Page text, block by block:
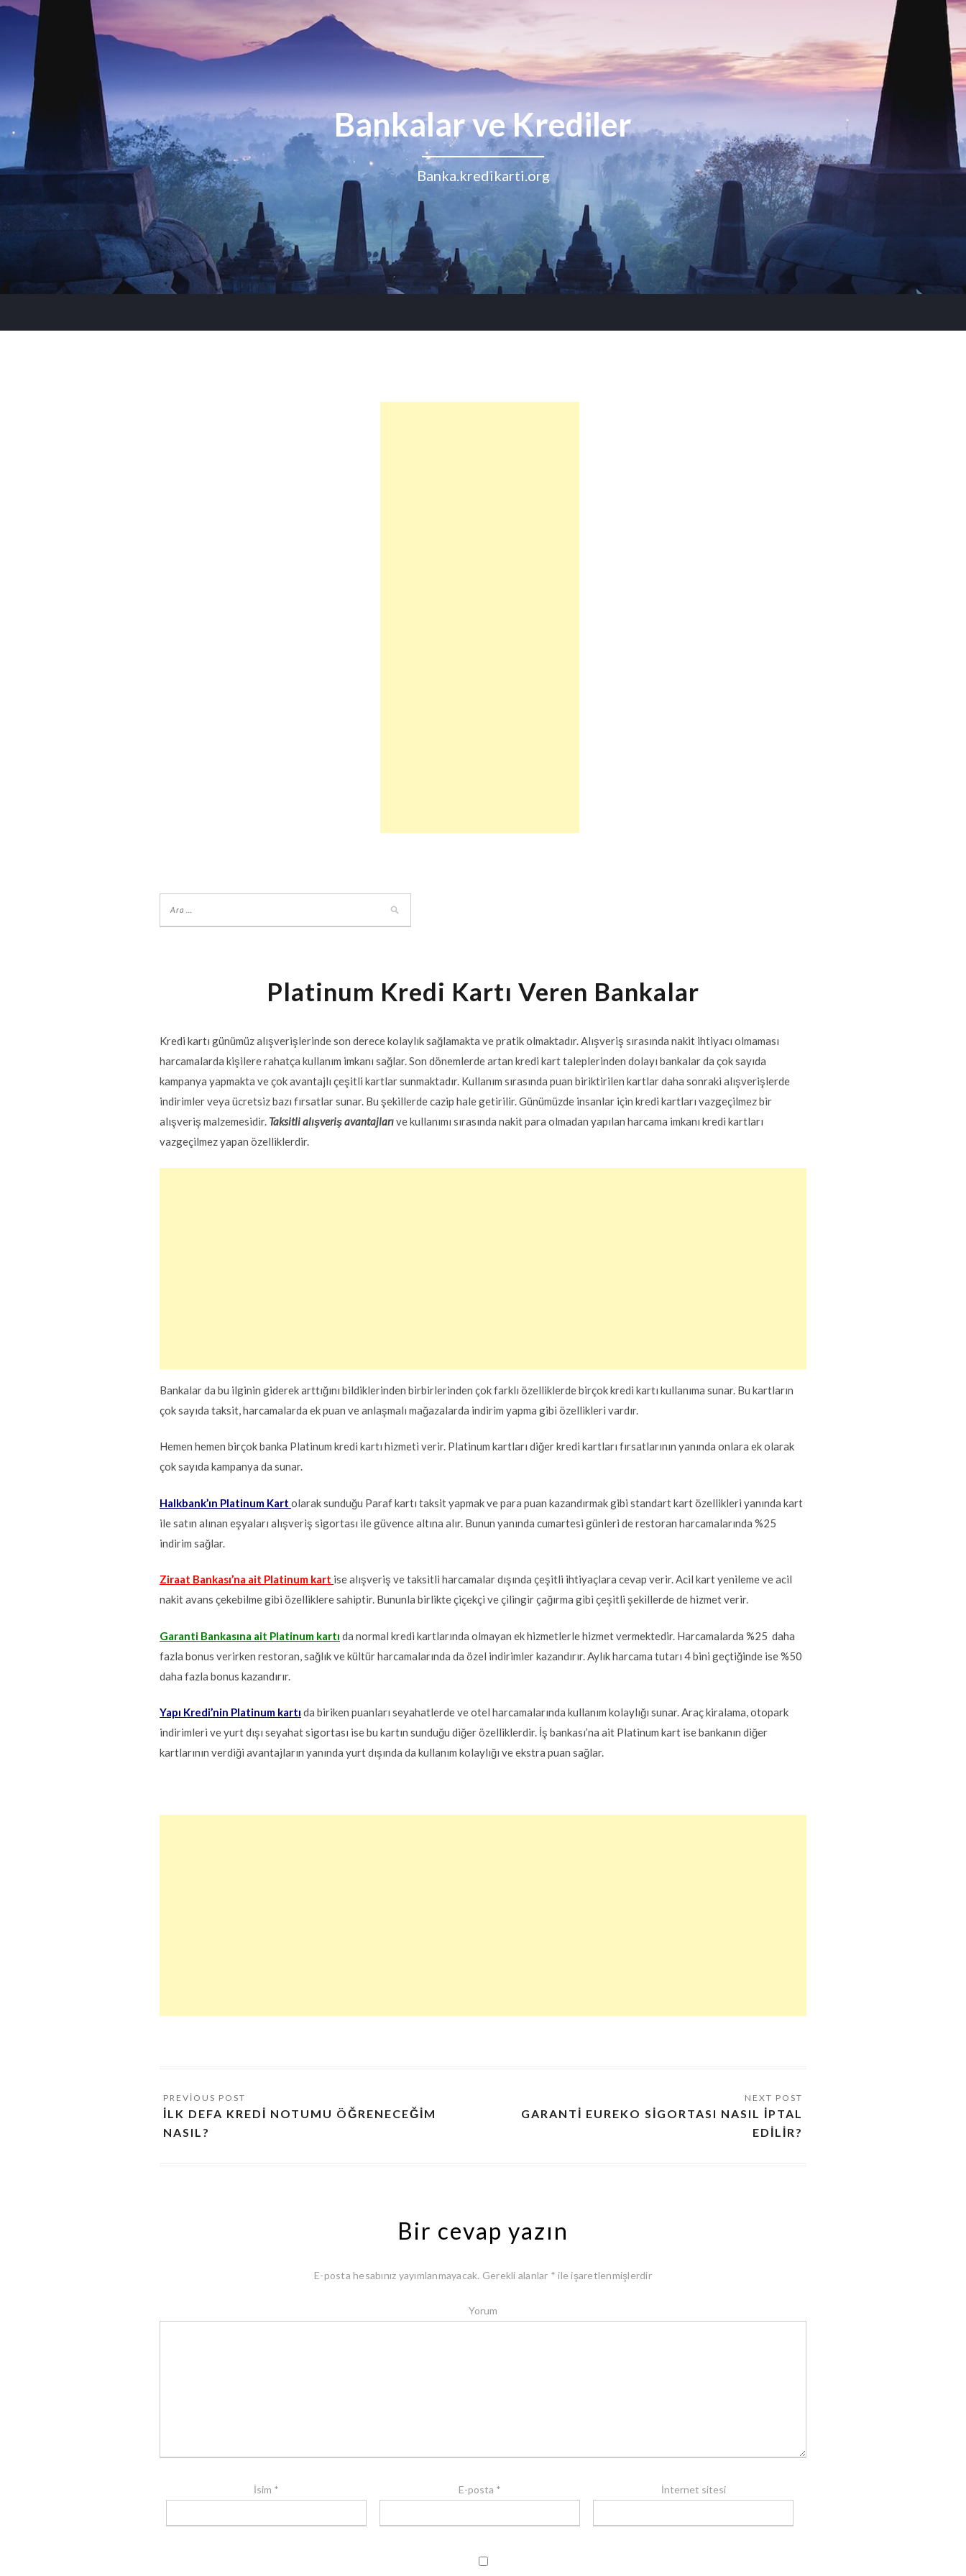
Bankalar ve Krediler
Banka.kredikarti.org
Platinum Kredi Kartı Veren Bankalar
Kredi kartı günümüz alışverişlerinde son derece kolaylık sağlamakta ve pratik olmaktadır. Alışveriş sırasında nakit ihtiyacı olmaması
harcamalarda kişilere rahatça kullanım imkanı sağlar. Son dönemlerde artan kredi kart taleplerinden dolayı bankalar da çok sayıda
kampanya yapmakta ve çok avantajlı çeşitli kartlar sunmaktadır. Kullanım sırasında puan biriktirilen kartlar daha sonraki alışverişlerde
indirimler veya ücretsiz bazı fırsatlar sunar. Bu şekillerde cazip hale getirilir. Günümüzde insanlar için kredi kartları vazgeçilmez bir
alışveriş malzemesidir. Taksitli alışveriş avantajlarıve kullanımı sırasında nakit para olmadan yapılan harcama imkanı kredi kartları
vazgeçilmez yapan özelliklerdir.
Bankalar da bu ilginin giderek arttığını bildiklerinden birbirlerinden çok farklı özelliklerde birçok kredi kartı kullanıma sunar. Bu kartların
çok sayıda taksit, harcamalarda ek puan ve anlaşmalı mağazalarda indirim yapma gibi özellikleri vardır.
Hemen hemen birçok banka Platinum kredi kartı hizmeti verir. Platinum kartları diğer kredi kartları fırsatlarının yanında onlara ek olarak
çok sayıda kampanya da sunar.
Halkbank’ın Platinum Kart olarak sunduğu Paraf kartı taksit yapmak ve para puan kazandırmak gibi standart kart özellikleri yanında kart
ile satın alınan eşyaları alışveriş sigortası ile güvence altına alır. Bunun yanında cumartesi günleri de restoran harcamalarında %25
indirim sağlar.
Ziraat Bankası’na ait Platinum kart ise alışveriş ve taksitli harcamalar dışında çeşitli ihtiyaçlara cevap verir. Acil kart yenileme ve acil
nakit avans çekebilme gibi özelliklere sahiptir. Bununla birlikte çiçekçi ve çilingir çağırma gibi çeşitli şekillerde de hizmet verir.
Garanti Bankasına ait Platinum kartı da normal kredi kartlarında olmayan ek hizmetlerle hizmet vermektedir. Harcamalarda %25 daha
fazla bonus verirken restoran, sağlık ve kültür harcamalarında da özel indirimler kazandırır. Aylık harcama tutarı 4 bini geçtiğinde ise %50
daha fazla bonus kazandırır.
Yapı Kredi’nin Platinum kartı da biriken puanları seyahatlerde ve otel harcamalarında kullanım kolaylığı sunar. Araç kiralama, otopark
indirimleri ve yurt dışı seyahat sigortası ise bu kartın sunduğu diğer özelliklerdir. İş bankası’na ait Platinum kart ise bankanın diğer
kartlarının verdiği avantajların yanında yurt dışında da kullanım kolaylığı ve ekstra puan sağlar.
İLK DEFA KREDI NOTUMU ÖĞRENECEĞIM
NASIL?
GARANTI EUREKO SIGORTASI NASIL IPTAL
EDILIR?
Bir cevap yazın
E-posta hesabınız yayımlanmayacak. Gerekli alanlar * ile işaretlenmişlerdir
Yorum
İsim * E-posta * İnternet sitesi